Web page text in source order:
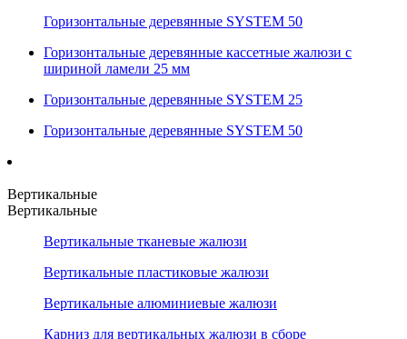
Горизонтальные деревянные SYSTEM 50
Горизонтальные деревянные кассетные жалюзи с
шириной ламели 25 мм
Горизонтальные деревянные SYSTEM 25
Горизонтальные деревянные SYSTEM 50
Вертикальные
Вертикальные
Вертикальные тканевые жалюзи
Вертикальные пластиковые жалюзи
Вертикальные алюминиевые жалюзи
Карниз для вертикальных жалюзи в сборе